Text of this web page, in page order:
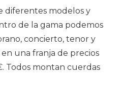
diferentes modelos y
de la gama podemos
concierto, tenor y
una franja de precios
Todos montan cuerdas